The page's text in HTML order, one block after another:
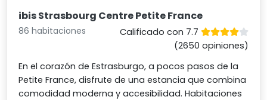
ibis Strasbourg Centre Petite France
86 habitaciones
Calificado con 7.7
(2650 opiniones)
En el corazón de Estrasburgo, a pocos pasos de la
Petite France, disfrute de una estancia que combina
comodidad moderna y accesibilidad. Habitaciones